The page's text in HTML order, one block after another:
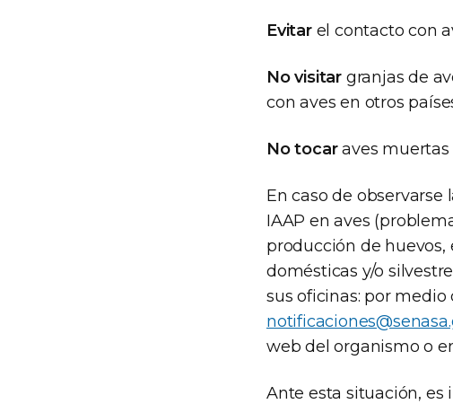
Evitarel contacto con
No visitar granjas de
con aves en otros
No tocaraves muertas
En caso de
IAAP en aves
producción de
domésticas y/o
sus oficinas: por
web del organismo o
Ante esta situación,